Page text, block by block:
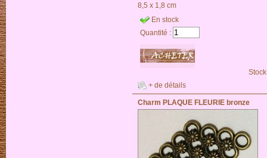
8,5 x 1,8 cm
En stock
Quantité :
+ de détails
Charm PLAQUE FLEURIE bronze